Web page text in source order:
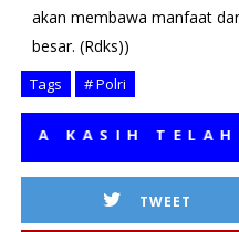
akan membawa manfaat
besar. (Rdks))
Tags # Polri
TELAH
TWEET